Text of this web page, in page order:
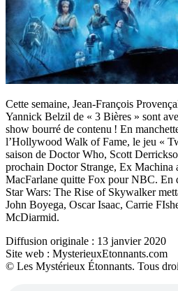
Cette semaine, Jean-François
Yannick Belzil de « 3 Bières » sont
show bourré de contenu ! En
l’Hollywood Walk of Fame, le jeu «
saison de Doctor Who, Scott
prochain Doctor Strange, Ex Machina
MacFarlane quitte Fox pour NBC. En
Star Wars: The Rise of Skywalker
John Boyega, Oscar Isaac, Carrie
McDiarmid.
Diffusion originale : 13 janvier 2020
Site web : MysterieuxEtonnants.com
© Les Mystérieux Étonnants. Tous